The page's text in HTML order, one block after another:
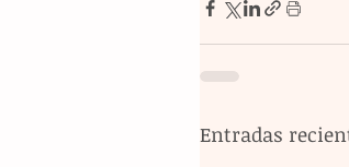
Entradas